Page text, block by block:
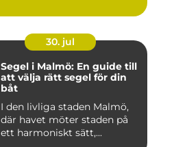
30. jul
Segel i Malmö: En guide till
att välja rätt segel för din
båt
I den livliga staden Malmö,
där havet möter staden på
ett harmoniskt sätt,...